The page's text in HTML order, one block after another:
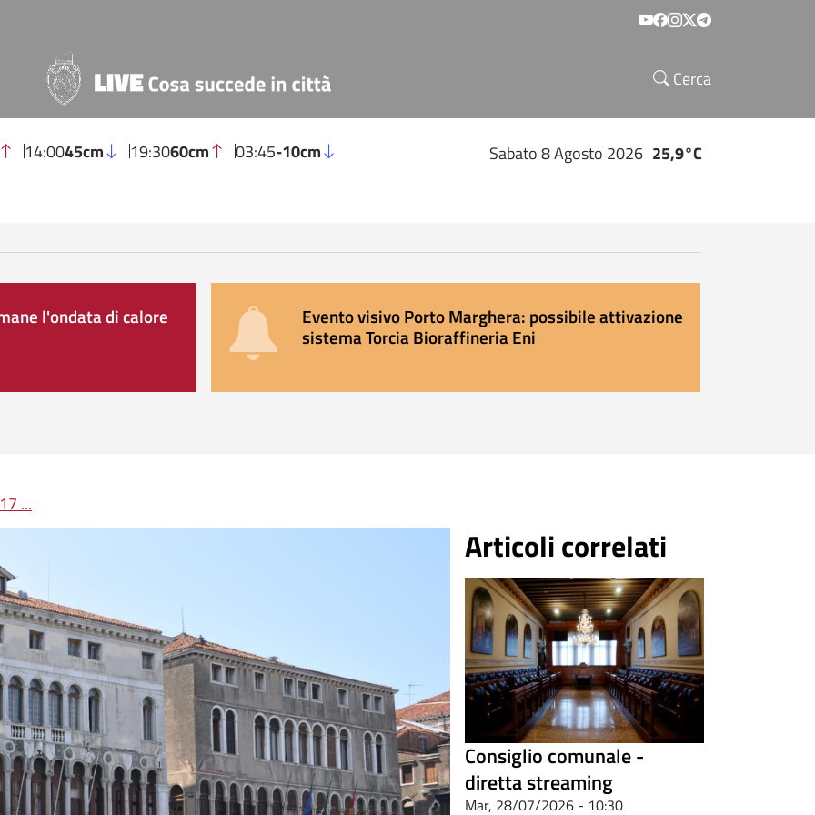
Social menu
Cerca
14:0045cm 19:3060cm 03:45-10cm Sabato 8 Agosto 2026 25,9°C
l'ondata di calore Evento visivo Porto Marghera: possibile attivazione
sistema Torcia Bioraffineria Eni
...
Articoli correlati
Consiglio comunale -
diretta streaming
Mar, 28/07/2026 - 10:30